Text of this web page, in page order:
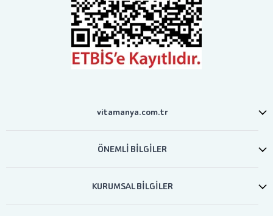
vitamanya.com.tr
ÖNEMLİ BİLGİLER
KURUMSAL BİLGİLER